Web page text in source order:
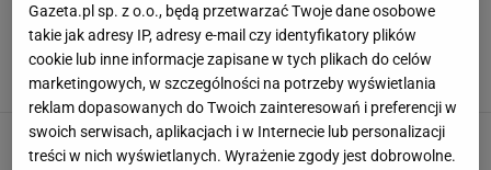
Tak pysznych i delikatnych placuszków nie robi
nawet babcia. Mleko nie jest najważniejsze
NEWS PORADY
Nie z jajek i nie z ryby. Najlepszą pastę na
kanapki zrobisz z malutkich nasionek
Gazeta.pl sp. z o.o., będą przetwarzać Twoje dane osobowe
takie jak adresy IP, adresy e-mail czy identyfikatory plików
cookie lub inne informacje zapisane w tych plikach do celów
marketingowych, w szczególności na potrzeby wyświetlania
reklam dopasowanych do Twoich zainteresowań i preferencji w
swoich serwisach, aplikacjach i w Internecie lub personalizacji
treści w nich wyświetlanych. Wyrażenie zgody jest dobrowolne.